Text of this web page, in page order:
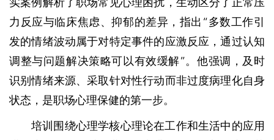
实案例解析了职场常见心理困扰，生动区分了正常压
力反应与临床焦虑、抑郁的差异，指出“多数工作引
发的情绪波动属于对特定事件的应激反应，通过认知
调整与问题解决策略可以有效缓解”。他强调，及时
识别情绪来源、采取针对性行动而非过度病理化自身
状态，是职场心理保健的第一步。
培训围绕心理学核心理论在工作和生活中的应用